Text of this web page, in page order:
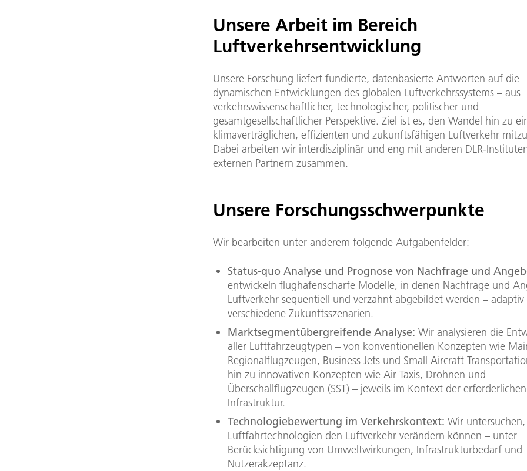
Unsere Arbeit im Bereich
Luftverkehrsentwicklung
Unsere Forschung liefert fundierte, datenbasierte Antworten auf die
dynamischen Entwicklungen des globalen Luftverkehrssystems – aus
verkehrswissenschaftlicher, technologischer, politischer und
gesamtgesellschaftlicher Perspektive. Ziel ist es, den Wandel hin zu
klimaverträglichen, effizienten und zukunftsfähigen Luftverkehr
Dabei arbeiten wir interdisziplinär und eng mit anderen DLR-
externen Partnern zusammen.
Unsere Forschungsschwerpunkte
Wir bearbeiten unter anderem folgende Aufgabenfelder:
Status-quo Analyse und Prognose von Nachfrage und
entwickeln flughafenscharfe Modelle, in denen Nachfrage und
Luftverkehr sequentiell und verzahnt abgebildet werden –
verschiedene Zukunftsszenarien.
Marktsegmentübergreifende Analyse: Wir analysieren die
aller Luftfahrzeugtypen – von konventionellen Konzepten wie
Regionalflugzeugen, Business Jets und Small Aircraft
hin zu innovativen Konzepten wie Air Taxis, Drohnen und
Überschallflugzeugen (SST) – jeweils im Kontext der erforderlichen
Infrastruktur.
Technologiebewertung im Verkehrskontext: Wir
Luftfahrtechnologien den Luftverkehr verändern können – unter
Berücksichtigung von Umweltwirkungen, Infrastrukturbedarf und
Nutzerakzeptanz.